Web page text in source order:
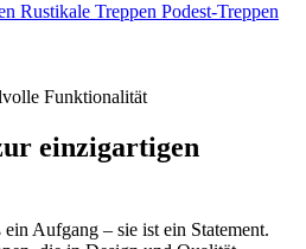
Rustikale Treppen Podest-Treppen
Funktionalität
einzigartigen
Aufgang – sie ist ein Statement.